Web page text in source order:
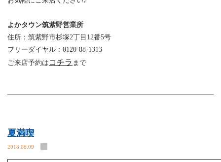
よかタウン筑紫野営業所
住所：筑紫野市杉塚2丁目12番5号
フリーダイヤル： 0120-88-1313
ご来店予約は コチラ まで
夏満喫
2018.08.09